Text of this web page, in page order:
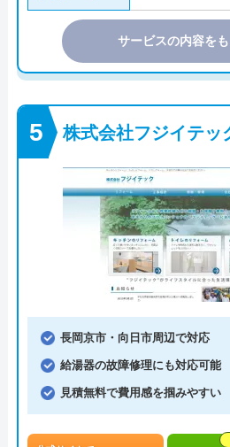
サービスの内容を
株式会社フジイテッ
長岡京市・向日市周辺で対応
給湯器の故障修理にも対応可能
見積無料で費用感を掴みやすい